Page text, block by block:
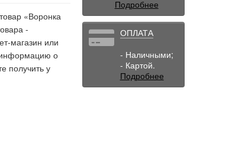
«Воронка
-
магазин или
о
получить у
Подробнее
ОПЛАТА
- Наличными;
- Картой.
Подробнее